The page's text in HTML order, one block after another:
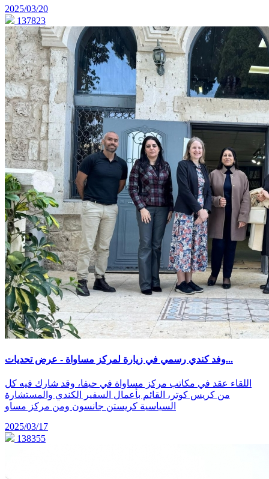
2025/03/20
137823
وفد كندي رسمي في زيارة لمركز مساواة - عرض تحديات...
اللقاء عقد في مكاتب مركز مساواة في حيفا، وقد شارك فيه كل
من كريس كوتر، القائم بأعمال السفير الكندي والمستشارة
السياسية كريستن جانسون ومن مركز مساو
2025/03/17
138355